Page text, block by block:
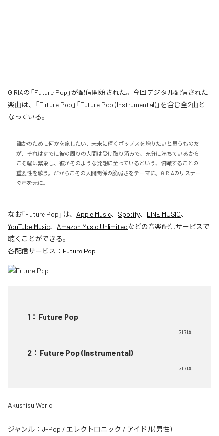
GIRIAの「Future Pop」が配信開始された。今回デジタル配信された
楽曲は、「Future Pop」「Future Pop (Instrumental)」を含む全2曲と
なっている。
誰かのために何かを施したい、未来に輝くポップスを贈りたいと思うものだ
が、それはすでに彼の周りの人間は受け取り済みで、充分に満ちているから
こそ輪は繁栄し、彼がそのような発想に至っているという、俯瞰することの
重要性を歌う。だからこその人間関係の脆弱さをテーマに。GIRIAのリスナー
の声を元に。
なお「Future Pop 」は、 Apple Music、 Spotify、 LINE MUSIC、
YouTube Music、 Amazon Music Unlimitedなどの音楽配信サービスで
聴くことができる。
各配信サービス： Future Pop
1 ： Future Pop
GIRIA
2 ： Future Pop (Instrumental)
GIRIA
Akushisu World
ジャンル： J-Pop / エレクトロニック / アイドル(男性)